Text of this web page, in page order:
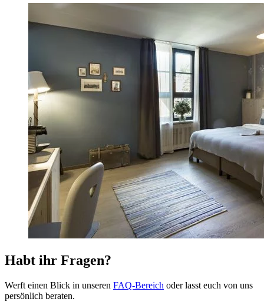
Habt ihr Fragen?
Werft einen Blick in unseren FAQ-Bereich oder lasst euch von uns
persönlich beraten.